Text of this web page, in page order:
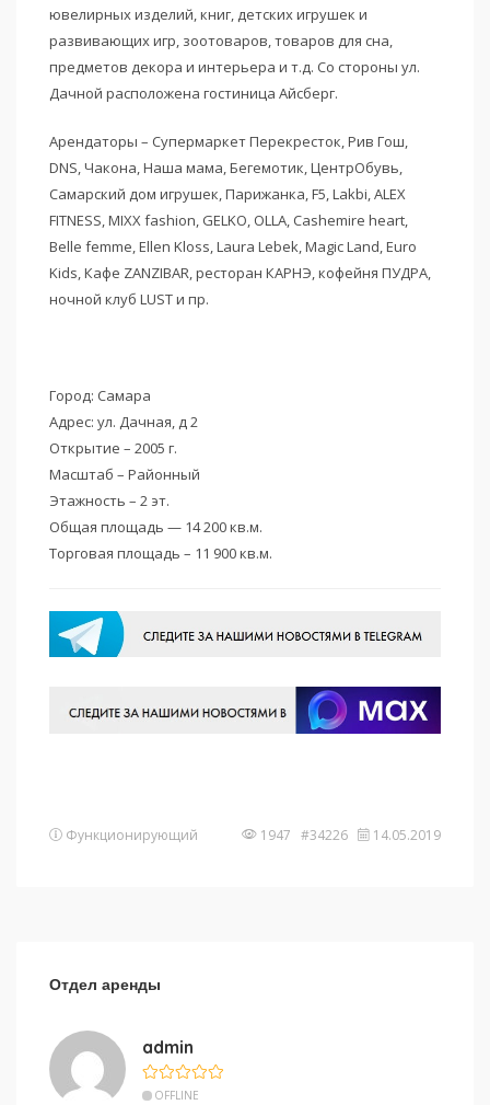
ювелирных изделий, книг, детских игрушек и
развивающих игр, зоотоваров, товаров для сна,
предметов декора и интерьера и т.д. Со стороны ул.
Дачной расположена гостиница Айсберг.
Арендаторы – Супермаркет Перекресток, Рив Гош,
DNS, Чакона, Наша мама, Бегемотик, ЦентрОбувь,
Самарский дом игрушек, Парижанка, F5, Lakbi, ALEX
FITNESS, MIXX fashion, GELKO, OLLA, Cashemire heart,
Belle femme, Ellen Kloss, Laura Lebek, Magic Land, Euro
Kids, Кафе ZANZIBAR, ресторан КАРНЭ, кофейня ПУДРА,
ночной клуб LUST и пр.
Город: Самара
Адрес: ул. Дачная, д 2
Открытие – 2005 г.
Масштаб – Районный
Этажность – 2 эт.
Общая площадь — 14 200 кв.м.
Торговая площадь – 11 900 кв.м.
Функционирующий 1947 #34226 14.05.2019
Отдел аренды
admin
OFFLINE